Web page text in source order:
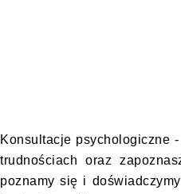
Konsultacje psychologiczne
trudnościach oraz
poznamy się i